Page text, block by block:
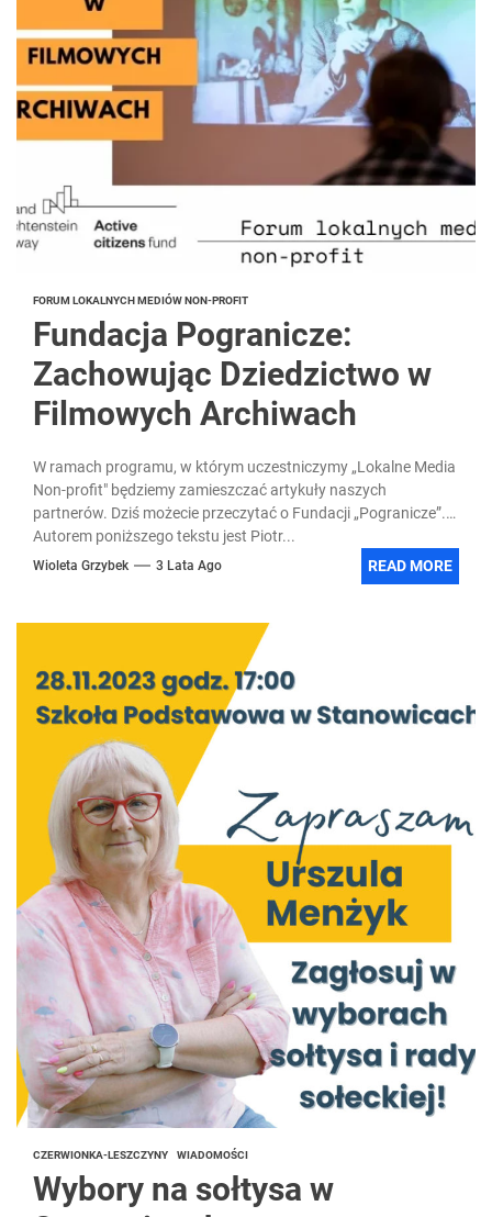
FORUM LOKALNYCH MEDIÓW NON-PROFIT
Fundacja Pogranicze:
Zachowując Dziedzictwo w
Filmowych Archiwach
W ramach programu, w którym uczestniczymy „Lokalne Media
Non-profit" będziemy zamieszczać artykuły naszych
partnerów. Dziś możecie przeczytać o Fundacji „Pogranicze”.
Autorem poniższego tekstu jest Piotr...
Wioleta Grzybek 3 Lata Ago READ MORE
CZERWIONKA-LESZCZYNY WIADOMOŚCI
Wybory na sołtysa w